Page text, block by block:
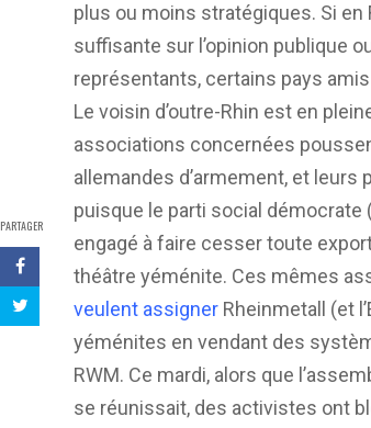
PARTAGER
plus ou moins stratégiques. Si en
suffisante sur l’opinion publique
représentants, certains pays
Le voisin d’outre-Rhin est en
associations concernées
allemandes d’armement, et
puisque le parti social démocrate
engagé à faire cesser toute
théâtre yéménite. Ces mêmes
veulent assigner Rheinmetall (et
yéménites en vendant des
RWM. Ce mardi, alors que
se réunissait, des activistes ont